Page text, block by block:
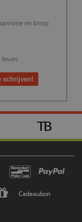
en knop
schrijven!
Cadeaubon